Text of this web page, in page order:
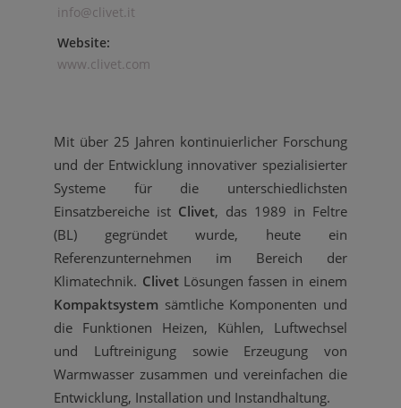
info@clivet.it
Website:
www.clivet.com
Mit über 25 Jahren kontinuierlicher Forschung
und der Entwicklung innovativer spezialisierter
Systeme für die unterschiedlichsten
Einsatzbereiche ist Clivet, das 1989 in Feltre
(BL) gegründet wurde, heute ein
Referenzunternehmen im Bereich der
Klimatechnik. Clivet Lösungen fassen in einem
Kompaktsystem sämtliche Komponenten und
die Funktionen Heizen, Kühlen, Luftwechsel
und Luftreinigung sowie Erzeugung von
Warmwasser zusammen und vereinfachen die
Entwicklung, Installation und Instandhaltung.